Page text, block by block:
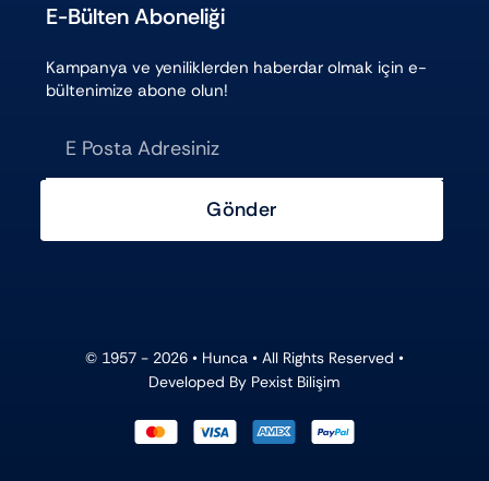
E-Bülten Aboneliği
Kampanya ve yeniliklerden haberdar olmak için e-
bültenimize abone olun!
Gönder
© 1957 - 2026 • Hunca • All Rights Reserved •
Developed By Pexist Bilişim